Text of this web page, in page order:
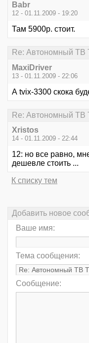
Babr
12 - 01.11.2009 - 19:20
Там 5900р. стоит.
Re: Автономный ТВ
MaxiDriver
13 - 01.11.2009 - 22:06
А tvix-3300 скока
Re: Автономный ТВ
Xristos
14 - 01.11.2009 - 22:44
12: но все равно,
дешевле стоить ...
К списку тем
Добавить новое
Ваше имя:
Тема сообщения:
Сообщение: